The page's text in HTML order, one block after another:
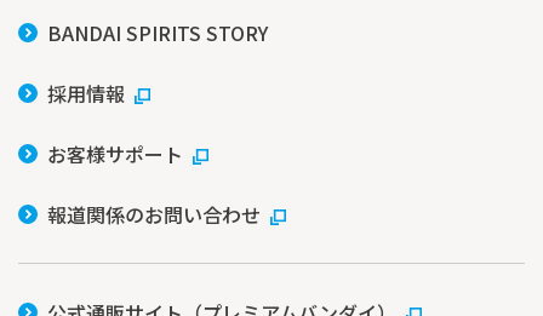
BANDAI SPIRITS STORY
採用情報
お客様サポート
報道関係のお問い合わせ